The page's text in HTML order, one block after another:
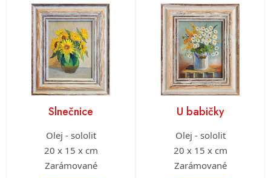
Slnečnice
Olej - sololit
20 x 15 x cm
Zarámované
U babičky
Olej - sololit
20 x 15 x cm
Zarámované